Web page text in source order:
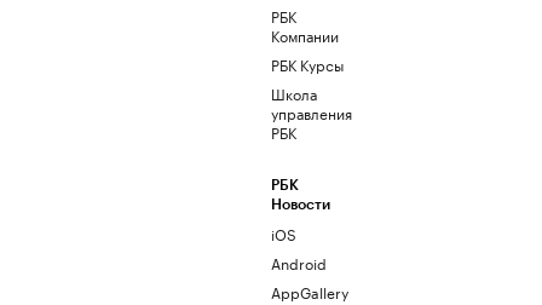
РБК
Компании
РБК Курсы
Школа
управления
РБК
РБК
Новости
iOS
Android
AppGallery